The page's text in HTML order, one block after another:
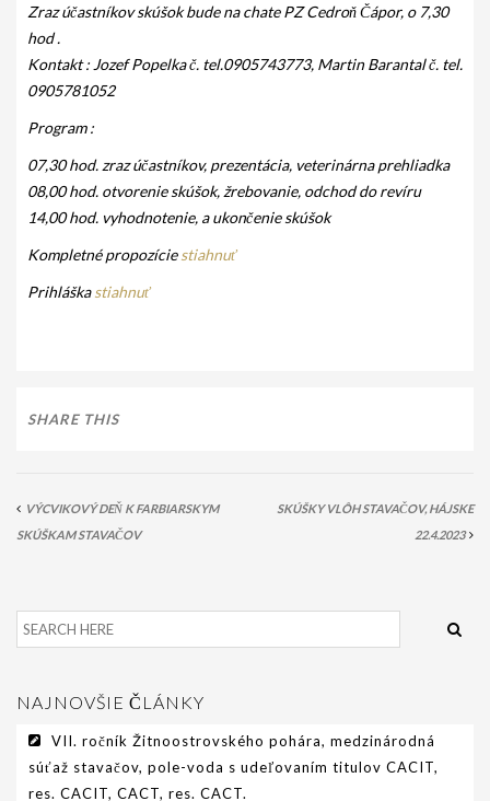
PODMIENKY CHOVNOSTI
CHOVNÉ PSY
CHOVNÉ SUKY
OČAKÁVANÉ VRHY NDS V ROKU 2026
ŠTANDARD
CHOVNÉ SUKY
OČAKÁVANÉ VRHY PP V ROKU 2026
STAVAČOV „MEMORIÁL B. ZEMKA“
VÝSTAVY
VÝCVIKOVÉ DNI 2025
KYNOLOGICKÝ KALENDÁR
Zraz účastníkov skúšok bude na chate PZ Cedroň Čápor, o 7,30
hod .
Kontakt : Jozef Popelka č. tel.0905743773, Martin Barantal č. tel.
0905781052
Program :
07,30 hod. zraz účastníkov, prezentácia, veterinárna prehliadka
08,00 hod. otvorenie skúšok, žrebovanie, odchod do revíru
14,00 hod. vyhodnotenie, a ukončenie skúšok
Kompletné propozíciestiahnuť
Prihláškastiahnuť
SHARE THIS
VÝCVIKOVÝ DEŇ K FARBIARSKYM
SKÚŠKAM STAVAČOV
SKÚŠKY VLÔH STAVAČOV, HÁJSKE
22.4.2023
NAJNOVŠIE ČLÁNKY
VII. ročník Žitnoostrovského pohára, medzinárodná
súťaž stavačov, pole-voda s udeľovaním titulov CACIT,
res. CACIT, CACT, res. CACT.